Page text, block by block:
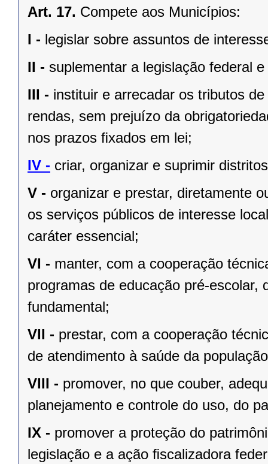
Art. 17. Compete aos Municípios:
I - legislar sobre assuntos de
II - suplementar a legislação federal
III - instituir e arrecadar os tributos
rendas, sem prejuízo da
nos prazos ﬁxados em lei;
IV - criar, organizar e suprimir
V - organizar e prestar, diretamente
os serviços públicos de interesse
caráter essencial;
VI - manter, com a cooperação
programas de educação pré-escolar,
fundamental;
VII - prestar, com a cooperação
de atendimento à saúde da
VIII - promover, no que couber,
planejamento e controle do uso, do
IX - promover a proteção do
legislação e a ação ﬁscalizadora